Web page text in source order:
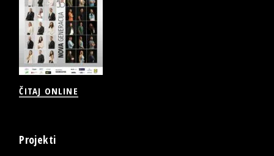
ČITAJ ONLINE
Projekti